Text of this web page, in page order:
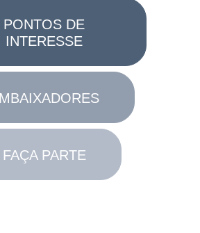
PONTOS DE
INTERESSE
FAÇA PARTE